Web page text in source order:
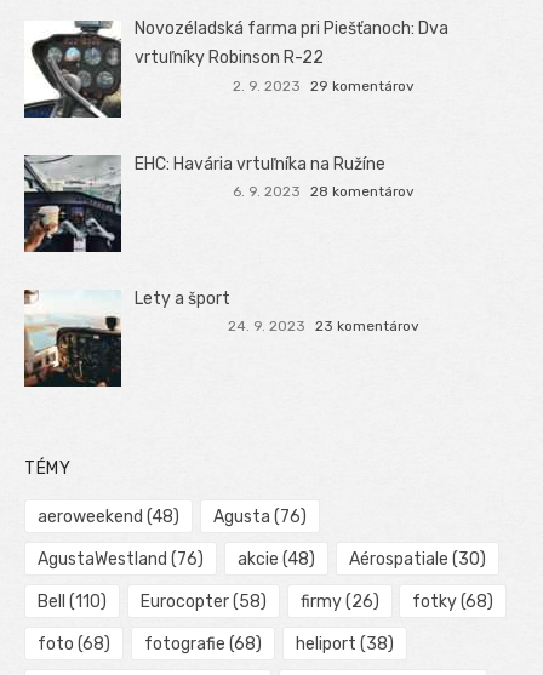
Novozéladská farma pri Piešťanoch: Dva
vrtuľníky Robinson R-22
2. 9. 2023 29 komentárov
EHC: Havária vrtuľníka na Ružíne
6. 9. 2023 28 komentárov
Lety a šport
24. 9. 2023 23 komentárov
TÉMY
aeroweekend (48) Agusta (76)
AgustaWestland (76) akcie (48) Aérospatiale (30)
Bell (110) Eurocopter(58) firmy(26) fotky(68)
foto (68) fotografie (68) heliport (38)